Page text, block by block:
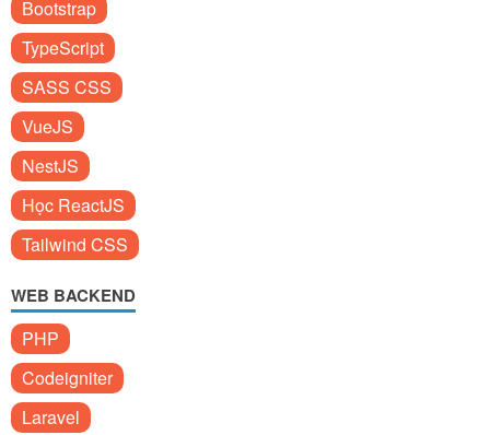
Bootstrap
TypeScript
SASS CSS
VueJS
NestJS
Học ReactJS
Tailwind CSS
WEB BACKEND
PHP
Codeigniter
Laravel